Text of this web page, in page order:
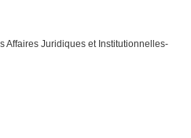
Affaires Juridiques et Institutionnelles-